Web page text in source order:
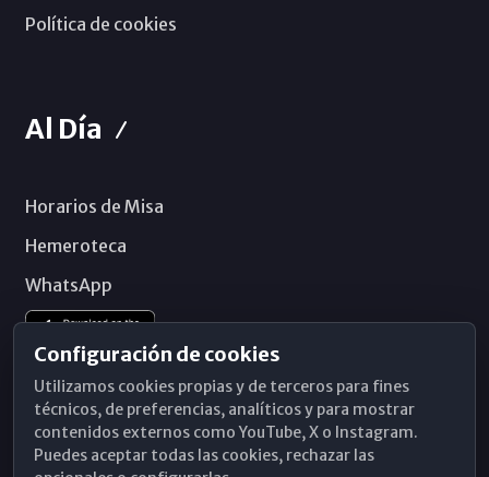
Política de cookies
Al Día
Horarios de Misa
Hemeroteca
WhatsApp
Configuración de cookies
Utilizamos cookies propias y de terceros para fines
técnicos, de preferencias, analíticos y para mostrar
contenidos externos como YouTube, X o Instagram.
Puedes aceptar todas las cookies, rechazar las